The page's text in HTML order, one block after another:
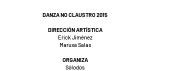
DANZA NO CLAUSTRO 2015
DIRECCIÓN ARTÍSTICA
Erick Jiménez
Maruxa Salas
ORGANIZA
Sólodos